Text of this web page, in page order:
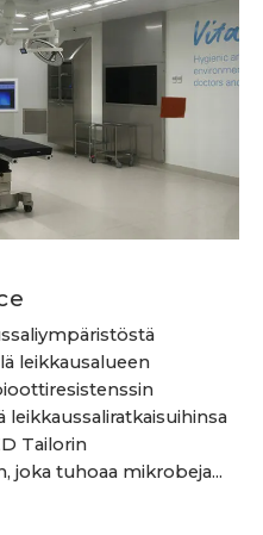
leikkausalueen
Tailorin
joka tuhoaa mikrobeja...